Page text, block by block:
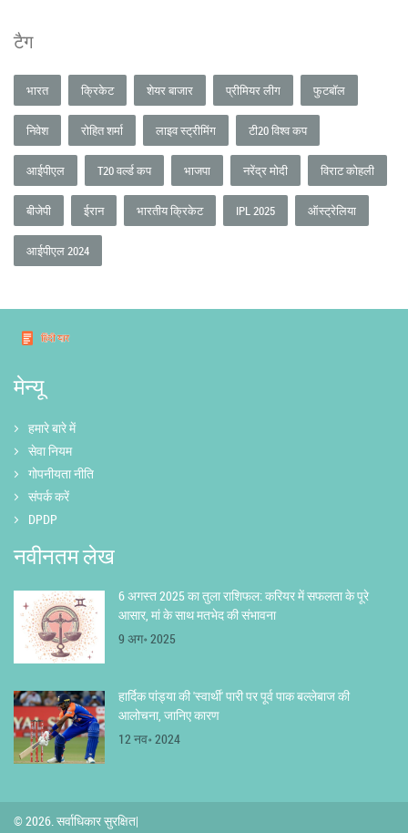
टैग
भारत क्रिकेट शेयर बाजार प्रीमियर लीग फुटबॉल
निवेश रोहित शर्मा लाइव स्ट्रीमिंग टी20 विश्व कप
आईपीएल T20 वर्ल्ड कप भाजपा नरेंद्र मोदी विराट कोहली
बीजेपी ईरान भारतीय क्रिकेट IPL 2025 ऑस्ट्रेलिया
आईपीएल 2024
मेन्यू
हमारे बारे में
सेवा नियम
गोपनीयता नीति
संपर्क करें
DPDP
नवीनतम लेख
6 अगस्त 2025 का तुला राशिफल: करियर में सफलता के पूरे
आसार, मां के साथ मतभेद की संभावना
9 अग॰ 2025
हार्दिक पांड्या की 'स्वार्थी' पारी पर पूर्व पाक बल्लेबाज की
आलोचना, जानिए कारण
12 नव॰ 2024
© 2026. सर्वाधिकार सुरक्षित|